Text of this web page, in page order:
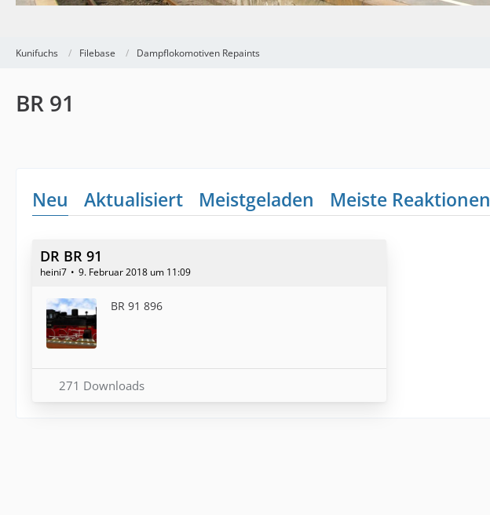
Kunifuchs Filebase Dampflokomotiven Repaints
BR 91
Neu Aktualisiert Meistgeladen Meiste Reaktionen
DR BR 91
heini7 9. Februar 2018 um 11:09
BR 91 896
271 Downloads